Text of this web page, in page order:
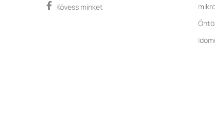
Kövess minket